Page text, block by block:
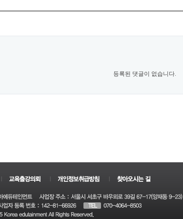
등록된 댓글이 없습니다.